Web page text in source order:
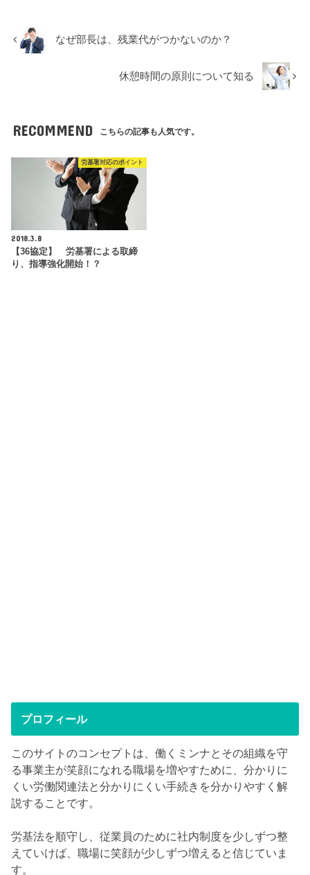
なぜ部長は、残業代がつかないのか？
休憩時間の原則について知る
RECOMMEND こちらの記事も人気です。
労基署対応のポイント
2018.3.8
【36協定】 労基署による取締
り、指導強化開始！？
プロフィール
このサイトのコンセプトは、働くミンナとその組織を守
る事業主が笑顔になれる職場を増やすために、分かりに
くい労働関連法と分かりにくい手続きを分かりやすく解
説することです。
労基法を順守し、従業員のために社内制度を少しずつ整
えていけば、職場に笑顔が少しずつ増えると信じていま
す。